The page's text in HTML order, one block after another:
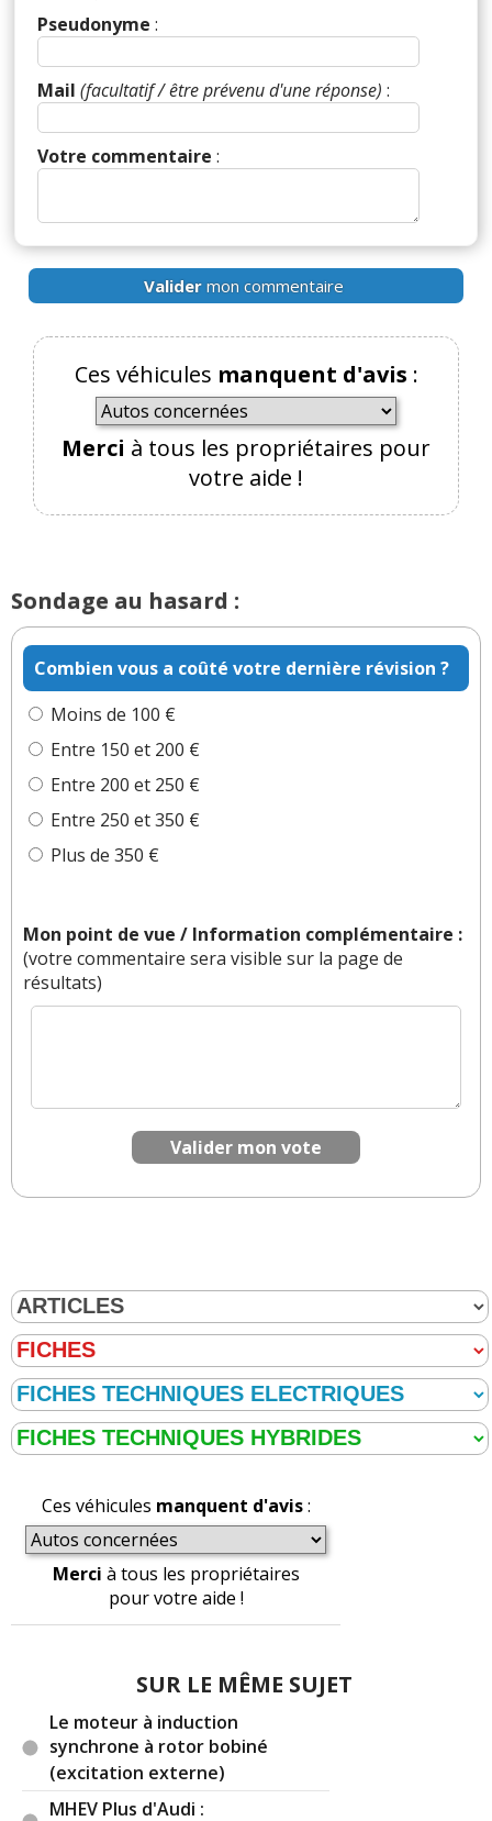
Pseudonyme :
Mail (facultatif / être prévenu d'une réponse) :
Votre commentaire :
Validermon commentaire
Ces véhicules manquent d'avis :
Merci à tous les propriétaires pour
votre aide !
Sondage au hasard :
Combien vous a coûté votre dernière révision ?
Moins de 100 €
Entre 150 et 200 €
Entre 200 et 250 €
Entre 250 et 350 €
Plus de 350 €
Mon point de vue / Information complémentaire :
(votre commentaire sera visible sur la page de
résultats)
Valider mon vote
Ces véhicules manquent d'avis:
Merci à tous les propriétaires
pour votre aide !
SUR LE MÊME SUJET
Le moteur à induction
synchrone à rotor bobiné
(excitation externe)
MHEV Plus d'Audi :